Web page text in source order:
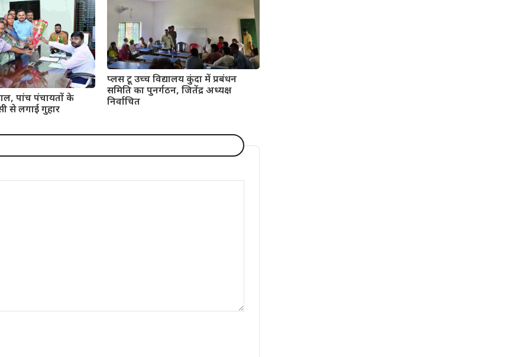
पांच पंचायतों के
से लगाई गुहार
प्लस टू उच्च विद्यालय कुंदा में प्रबंधन
समिति का पुनर्गठन, जितेंद्र अध्यक्ष
निर्वाचित